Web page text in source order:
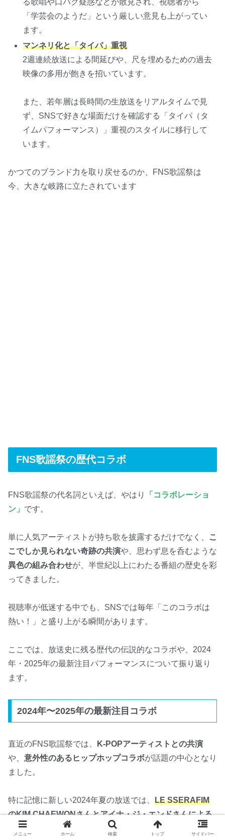
「学芸会のようだ」という厳しい意見も上がってい
ます。
マンネリ化と「タイパ」重視
2週連続放送による間延びや、尺を埋めるための過去
映像の多用が飽きを招いています。
また、若年層は長時間の生放送をリアルタイムで見
ず、SNSで好きな場面だけを確認する「タイパ（タ
イムパフォーマンス）」重視のスタイルに移行して
います。
かつてのブランド力を取り戻せるのか、FNS歌謡祭は
今、大きな岐路に立たされています
FNS歌謡祭の歴代コラボ
FNS歌謡祭の代名詞といえば、やはり
「コラボレーショ
ン」 です。
単に人気アーティストが持ち歌を披露するだけでなく、
こ
こでしか見られない奇跡の共演や、思わず息を呑むような
異色の組み合わせが、半世紀以上にわたる番組の歴史を彩
ってきました。
視聴率が低迷する中でも、SNSでは毎年「このコラボは
熱い！」と盛り上がる瞬間があります。
ここでは、放送史に残る歴代の伝説的なコラボや、2024
年・2025年の最新注目パフォーマンスについて振り返り
ます。
2024年〜2025年の最新注目コラボ
直近のFNS歌謡祭では、
K-POPアーティストとの共演
や、 意外性のあるヒップホップコラボが話題の中心となり
ました。
特に記憶に新しい2024年夏の放送では、 LE SSERAFIM
のKIM CHAEWONさんとアイナ・ジ・エンドさんによる
宇多田ヒカルさんの名曲
『First Love』 のカバー
が大きな
メニュー ホーム 検索 トップ サイドバー